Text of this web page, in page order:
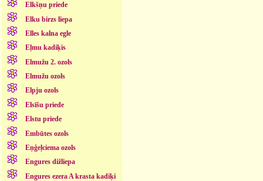
Elkšņu priede
Elku birzs liepa
Elles kalna egle
Eļmu kadiķis
Elmužu 2. ozols
Elmužu ozols
Elpju ozols
Elsīšu priede
Elstu priede
Embūtes ozols
Eņģeļciema ozols
Engures dižliepa
Engures ezera A krasta kadiķi